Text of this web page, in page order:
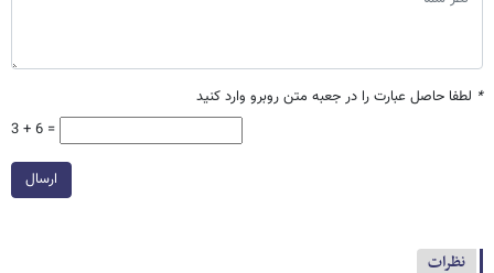
* لطفا حاصل عبارت را در جعبه متن روبرو وارد کنید
3 + 6 =
ارسال
نظرات